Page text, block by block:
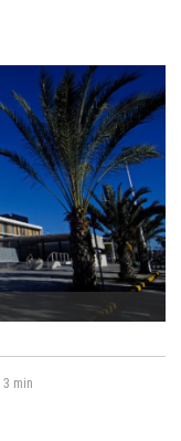
3 min